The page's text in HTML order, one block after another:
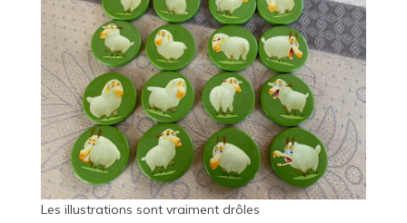
Les illustrations sont vraiment drôles